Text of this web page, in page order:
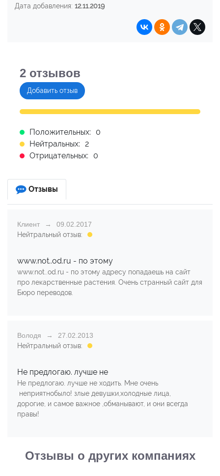
Дата добавления: 12.11.2019
2 отзывов
Добавить отзыв
Положительных:
0
Нейтральных:
2
Отрицательных:
0
Отзывы
Клиент
09.02.2017
Нейтральный отзыв:
www.not..od.ru - по этому
www.not..od.ru - по этому адресу попадаешь на сайт
про лекарственные растения. Очень странный сайт для
Бюро переводов.
Володя
27.02.2013
Нейтральный отзыв:
Не предлогаю. лучше не
Не предлогаю. лучше не ходить. Мне очень
неприятнобыло! злые девушки,холодные лица,
дорогие, и самое важное ,обманывают, и они всегда
правы!
Отзывы о других компаниях